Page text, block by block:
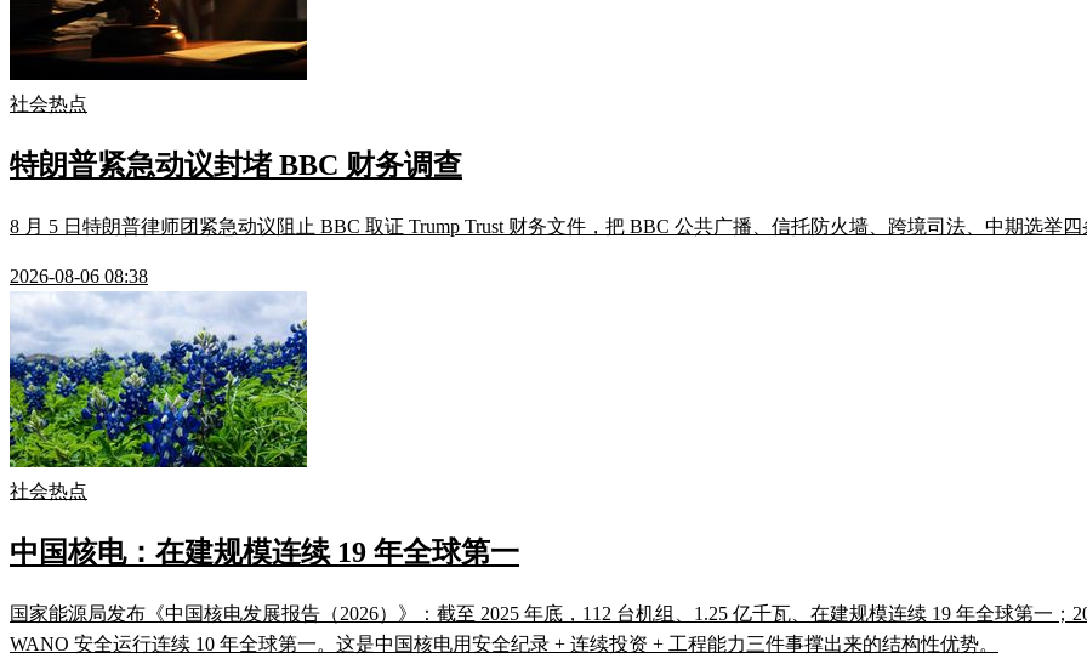
社会热点
特朗普紧急动议封堵 BBC 财务调查
8 月 5 日特朗普律师团紧急动议阻止 BBC 取证 Trump Trust 财务文件，把 BBC 公共广播、信托防火墙、跨境司法、中期选举
2026-08-06 08:38
社会热点
中国核电：在建规模连续 19 年全球第一
国家能源局发布《中国核电发展报告（2026）》：截至 2025 年底，112 台机组、1.25 亿千瓦、在建规模连续 19 年全球第一；
WANO 安全运行连续 10 年全球第一。这是中国核电用安全纪录 + 连续投资 + 工程能力三件事撑出来的结构性优势。